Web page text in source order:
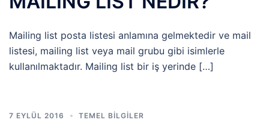
Mailing list posta listesi anlamına gelmektedir ve mail
listesi, mailing list veya mail grubu gibi isimlerle
kullanılmaktadır. Mailing list bir iş yerinde […]
7 EYLÜL 2016 TEMEL BİLGİLER